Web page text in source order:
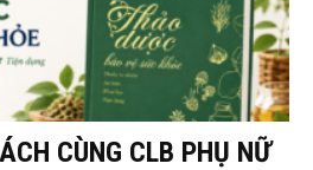
CÙNG CLB PHỤ NỮ